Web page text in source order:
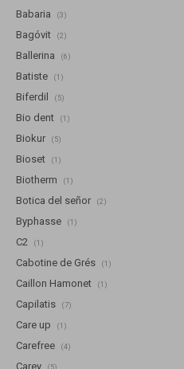
Babaria (3)
Bagóvit (2)
Ballerina (6)
Batiste (1)
Biferdil (5)
Bio dent (1)
Biokur (5)
Bioset (1)
Biotherm (1)
Botica del señor (2)
Byphasse (1)
C2 (1)
Cabotine de Grés (1)
Caillon Hamonet (1)
Capilatis (7)
Care up (1)
Carefree (4)
Carey (5)